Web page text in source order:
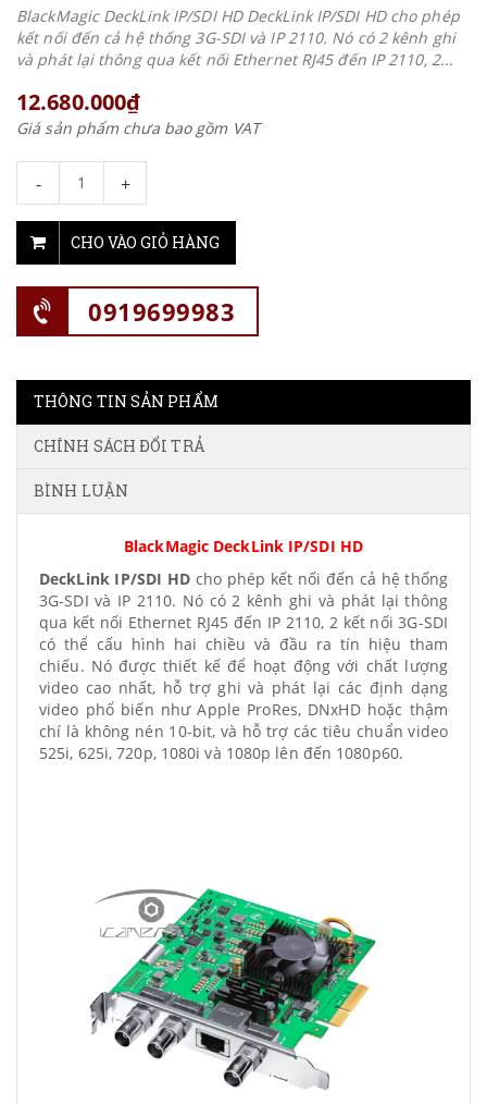
BlackMagic DeckLink IP/SDI HD DeckLink IP/SDI HD cho phép
kết nối đến cả hệ thống 3G-SDI và IP 2110. Nó có 2 kênh ghi
và phát lại thông qua kết nối Ethernet RJ45 đến IP 2110, 2...
12.680.000₫
Giá sản phẩm chưa bao gồm VAT
- +
CHO VÀO GIỎ HÀNG
0919699983
THÔNG TIN SẢN PHẨM
CHÍNH SÁCH ĐỔI TRẢ
BÌNH LUẬN
BlackMagic DeckLink IP/SDI HD
DeckLink IP/SDI HDcho phép kết nối đến cả hệ thống
3G-SDI và IP 2110. Nó có 2 kênh ghi và phát lại thông
qua kết nối Ethernet RJ45 đến IP 2110, 2 kết nối 3G-SDI
có thể cấu hình hai chiều và đầu ra tín hiệu tham
chiếu. Nó được thiết kế để hoạt động với chất lượng
video cao nhất, hỗ trợ ghi và phát lại các định dạng
video phổ biến như Apple ProRes, DNxHD hoặc thậm
chí là không nén 10-bit, và hỗ trợ các tiêu chuẩn video
525i, 625i, 720p, 1080i và 1080p lên đến 1080p60.